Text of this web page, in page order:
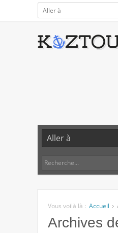
Vous voilà là : Accueil
Archives